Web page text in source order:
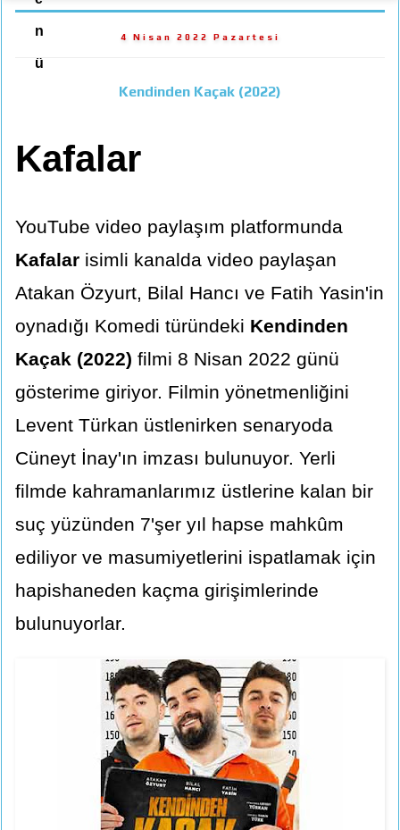
n
ü
4 Nisan 2022 Pazartesi
Kendinden Kaçak (2022)
Kafalar
YouTube video paylaşım platformunda
Kafalar isimli kanalda video paylaşan
Atakan Özyurt, Bilal Hancı ve Fatih Yasin'in
oynadığı Komedi türündeki Kendinden
Kaçak (2022) filmi 8 Nisan 2022 günü
gösterime giriyor. Filmin yönetmenliğini
Levent Türkan üstlenirken senaryoda
Cüneyt İnay'ın imzası bulunuyor. Yerli
filmde kahramanlarımız üstlerine kalan bir
suç yüzünden 7'şer yıl hapse mahkûm
ediliyor ve masumiyetlerini ispatlamak için
hapishaneden kaçma girişimlerinde
bulunuyorlar.